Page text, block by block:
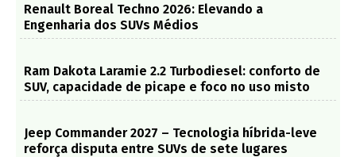
Renault Boreal Techno 2026: Elevando a
Engenharia dos SUVs Médios
Ram Dakota Laramie 2.2 Turbodiesel: conforto de
SUV, capacidade de picape e foco no uso misto
Jeep Commander 2027 – Tecnologia híbrida-leve
reforça disputa entre SUVs de sete lugares